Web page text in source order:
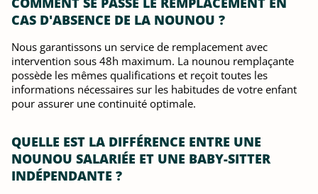
CAS D'ABSENCE DE LA NOUNOU ?
Nous garantissons un service de remplacement avec
intervention sous 48h maximum. La nounou remplaçante
possède les mêmes qualifications et reçoit toutes les
informations nécessaires sur les habitudes de votre enfant
pour assurer une continuité optimale.
QUELLE EST LA DIFFÉRENCE ENTRE UNE
NOUNOU SALARIÉE ET UNE BABY-SITTER
INDÉPENDANTE ?